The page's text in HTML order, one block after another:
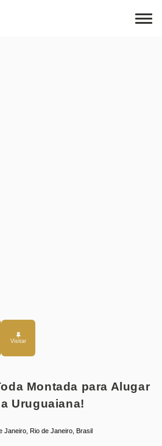
Montada para Alugar
Uruguaiana!
Janeiro ,Rio de Janeiro ,Brasil